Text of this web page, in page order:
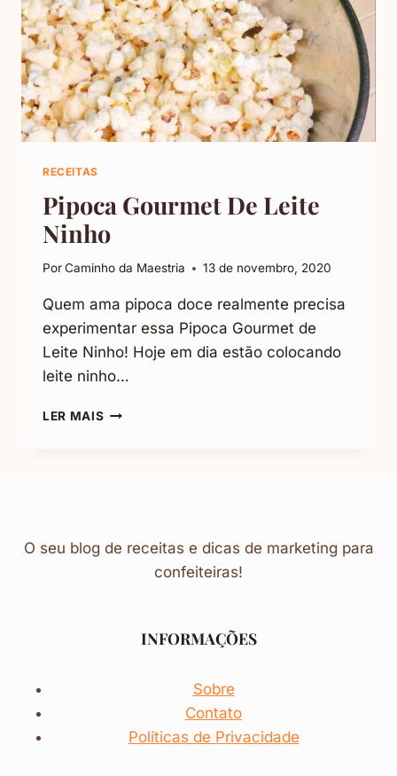
RECEITAS
Pipoca Gourmet De Leite
Ninho
PorCaminho da Maestria 13 de novembro, 2020
Quem ama pipoca doce realmente precisa
experimentar essa Pipoca Gourmet de
Leite Ninho! Hoje em dia estão colocando
leite ninho…
LER MAISPIPOCA
O seu blog de receitas e dicas de marketing para
confeiteiras!
INFORMAÇÕES
Sobre
Contato
Políticas de Privacidade